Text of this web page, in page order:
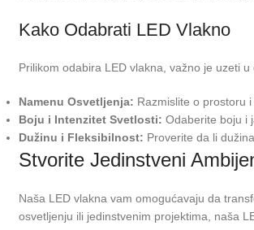
Kako Odabrati LED Vlakno
Prilikom odabira LED vlakna, važno je uzeti u
Namenu Osvetljenja: Razmislite o prostoru
Boju i Intenzitet Svetlosti: Odaberite boju i
Dužinu i Fleksibilnost: Proverite da li
Stvorite Jedinstveni
Naša LED vlakna vam omogućavaju da
osvetljenju ili jedinstvenim projektima, naša